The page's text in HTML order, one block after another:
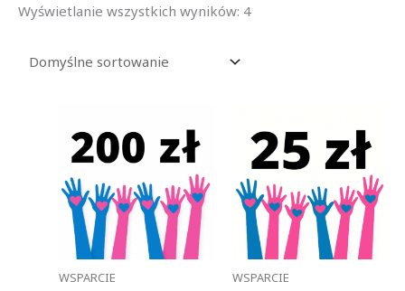
Wyświetlanie wszystkich wyników: 4
WSPARCIE WSPARCIE